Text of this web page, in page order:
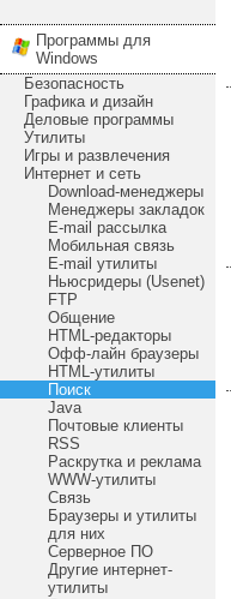
Программы для
Windows
Безопасность
Графика и дизайн
Деловые программы
Утилиты
Игры и развлечения
Интернет и сеть
Download-менеджеры
Менеджеры закладок
E-mail рассылка
Мобильная связь
E-mail утилиты
Ньюсридеры (Usenet)
FTP
Общение
HTML-редакторы
Офф-лайн браузеры
HTML-утилиты
Поиск
Java
Почтовые клиенты
RSS
Раскрутка и реклама
WWW-утилиты
Связь
Браузеры и утилиты
для них
Серверное ПО
Другие интернет-
утилиты